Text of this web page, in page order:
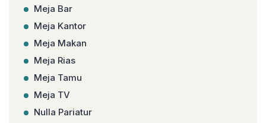
Meja Bar
Meja Kantor
Meja Makan
Meja Rias
Meja Tamu
Meja TV
Nulla Pariatur